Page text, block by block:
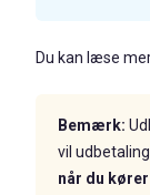
Du kan læse
Bemærk:
vil
når du